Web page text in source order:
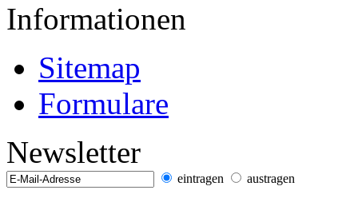
Informationen
Sitemap
Formulare
Newsletter
eintragen austragen